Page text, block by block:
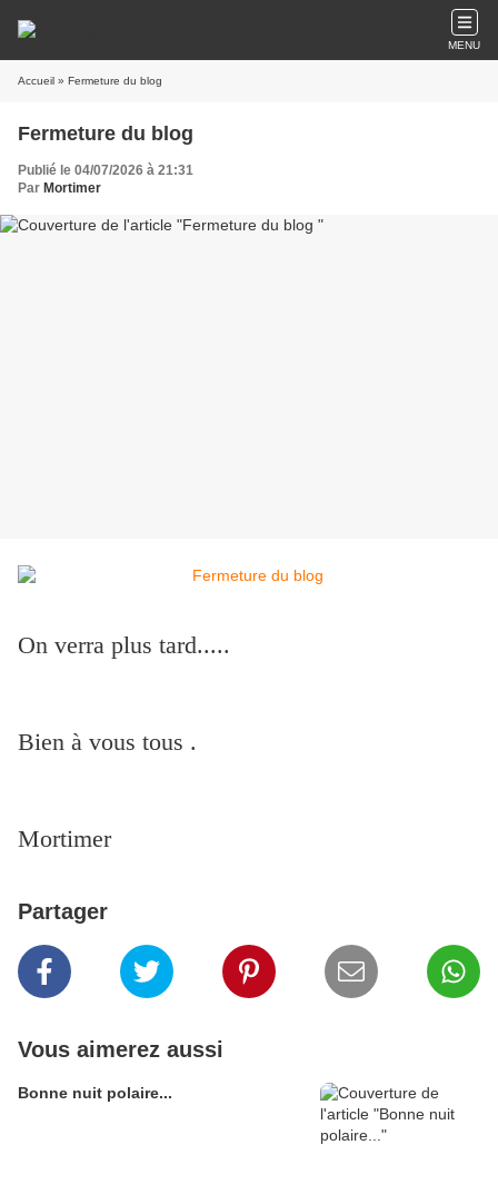
MENU
Accueil » Fermeture du blog
Fermeture du blog
Publié le 04/07/2026 à 21:31
Par Mortimer
On verra plus tard.....
Bien à vous tous .
Mortimer
Partager
Vous aimerez aussi
Bonne nuit polaire...